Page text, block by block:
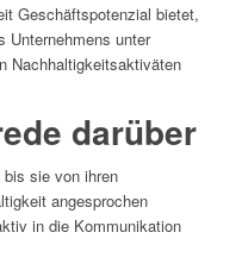
Geschäftspotenzial bietet,
Unternehmens unter
Nachhaltigkeitsaktiväten
darüber
sie von ihren
angesprochen
in die Kommunikation